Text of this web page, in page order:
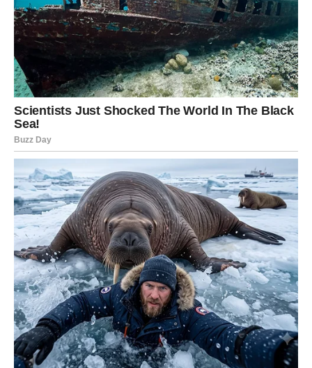
Moguće je pomirenje, važan razgovor, ljubavna sreća ili
porodična vijest koja vam donosi mnogo radosti. Nakon
perioda neizvjesnosti konačno osjećate olakšanje.
Poruka zvijezda
Dozvolite sebi da uživate u lijepim trenucima.
LAV
Priznanje koje ste zaslužili
Lavovi bi uskoro mogli dobiti potvrdu da se njihov rad i
trud itekako cijene.
Ovo je period kada dolazi zaslužena nagrada.
Poruka zvijezda